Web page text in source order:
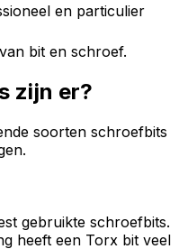
en particulier
bit en schroef.
zijn er?
soorten schroefbits
gebruikte schroefbits.
heeft een Torx bit veel